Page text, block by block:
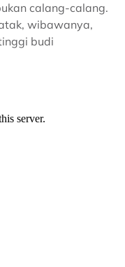
calang-calang.
wibawanya,
budi